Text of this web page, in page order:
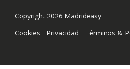
Copyright 2026 Madrideasy
Cookies - Privacidad - Términos &